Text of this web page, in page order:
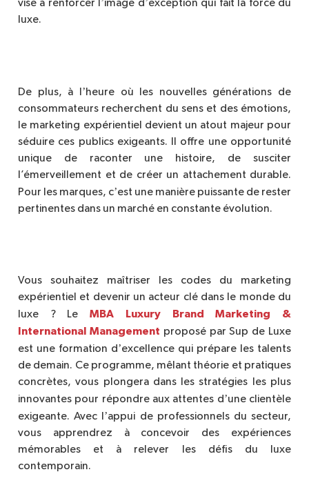
vise à renforcer l image d exception qui fait la force du
luxe.
De plus, à l ’heure où
les nouvelles générations de
consommateurs recherchent du sens et des émotions,
le marketing expérientiel devient un atout majeur pour
séduire ces publics exigeants. Il offre une opportunité
unique de raconter une histoire, de susciter
l’émerveillement et de créer un attachement durable.
Pour les marques, c’est une manière puissante de rester
pertinentes dans un marché en constante évolution.
Vous souhaitez maîtriser les codes du marketing
expérientiel et devenir un acteur clé dans le monde du
luxe ? LeMBA Luxury Brand Marketing &
International Management proposé par Sup de Luxe
est une formation d’excellence qui prépare les talents
de demain. Ce programme, mê lant théorie et pratiques
concrètes, vous plongera dans les stratégies les plus
innovantes pour répondre aux attentes d’une clientè le
exigeante. Avec l ’appui de professionnels du secteur,
vous apprendrez à concevoir des expériences
mémorables et à relever les défis du luxe
contemporain.